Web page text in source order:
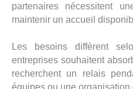
partenaires nécessitent
maintenir un accueil
Les besoins diffèrent
entreprises souhaitent
recherchent un relais
équipes ou une organisation